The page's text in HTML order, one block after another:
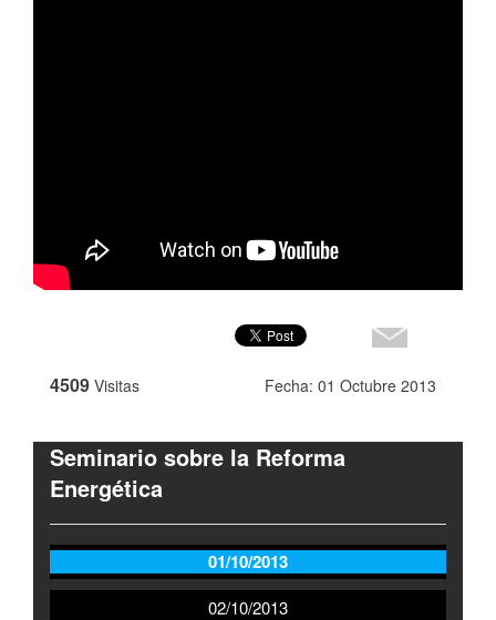
4509 Visitas Fecha: 01 Octubre 2013
Seminario sobre la Reforma
Energética
01/10/2013
02/10/2013